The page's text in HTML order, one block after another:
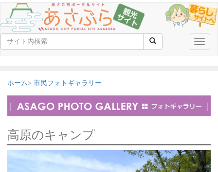
Toggle
ホーム 市民フォトギャラリー
高原のキャンプ